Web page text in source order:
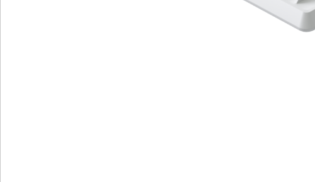
CRUISER 2 PLUS LB